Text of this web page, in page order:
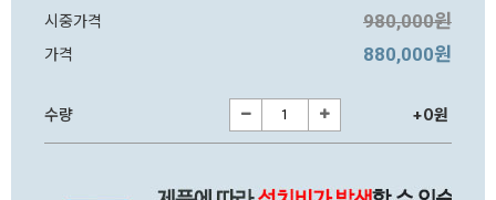
시중가격 980,000원
가격 880,000원
수량 +0원